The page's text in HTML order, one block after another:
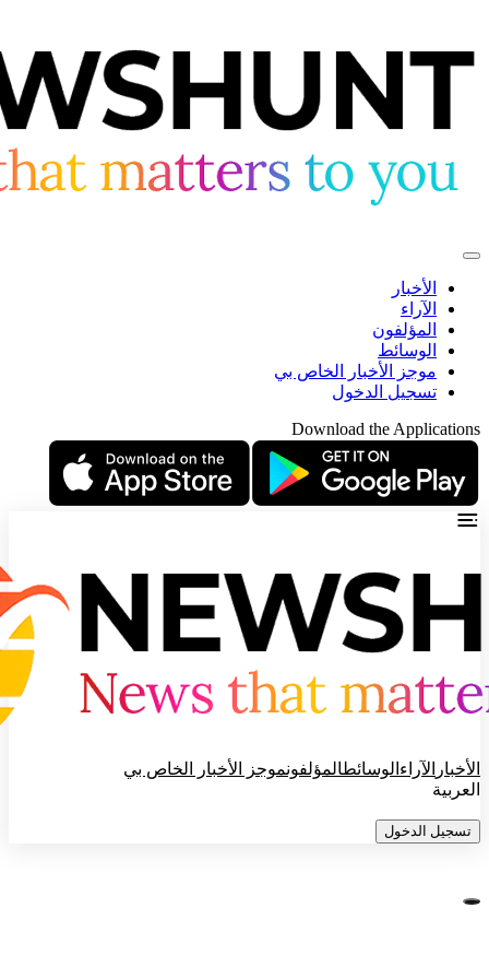
الأخبار
الآراء
المؤلفون
الوسائط
موجز الأخبار الخاص بي
تسجيل الدخول
Download the Applications
الأخبار الآراء الوسائطالمؤلفونموجز الأخبار الخاص بي
العربية
تسجيل الدخول